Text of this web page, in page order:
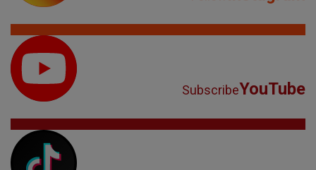
SubscribeYouTube